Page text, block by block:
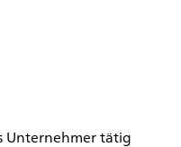
Unternehmer tätig